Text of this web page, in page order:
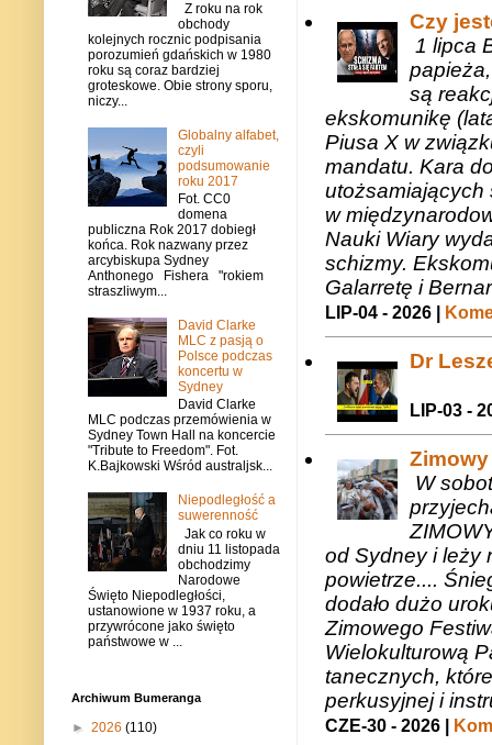
Czy
1 lipca
są
ekskomunikę
Piusa X w
mandatu. Kara
utożsamiających
w
Nauki Wiary
schizmy.
Galarretę i
LIP-04 - 2026 |
Dr
LIP-03 -
W
od Sydney i leży
powietrze....
dodało dużo
Zimowego
Wielokulturową
tanecznych,
perkusyjnej i
CZE-30 - 2026 |
Z roku na rok
obchody
kolejnych rocznic podpisania
porozumień gdańskich w 1980
roku są coraz bardziej
groteskowe. Obie strony sporu,
niczy...
Globalny alfabet,
czyli
podsumowanie
roku 2017
Fot. CC0
domena
publiczna Rok 2017 dobiegł
końca. Rok nazwany przez
arcybiskupa Sydney
Anthonego Fishera "rokiem
straszliwym...
David Clarke
MLC z pasją o
Polsce podczas
koncertu w
Sydney
David Clarke
MLC podczas przemówienia w
Sydney Town Hall na koncercie
"Tribute to Freedom". Fot.
K.Bajkowski Wśród australjsk...
Niepodległość a
suwerenność
Jak co roku w
dniu 11 listopada
obchodzimy
Narodowe
Święto Niepodległości,
ustanowione w 1937 roku, a
przywrócone jako święto
państwowe w ...
Archiwum Bumeranga
► 2026 (110)